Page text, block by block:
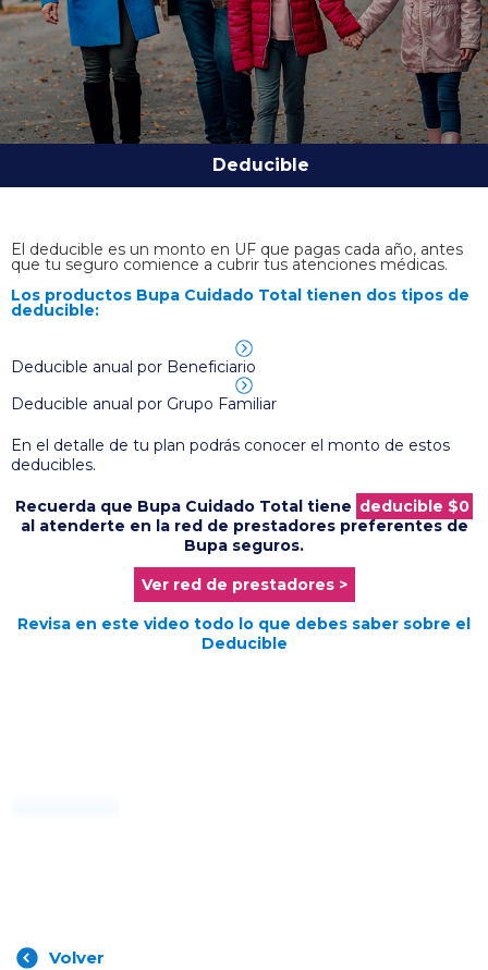
Guía de Uso Bupa Cuidado Total
Deducible
El deducible es un monto en UF que pagas cada año, antes
que tu seguro comience a cubrir tus atenciones médicas.
Los productos Bupa Cuidado Total tienen dos tipos de
deducible:
Deducible anual por Beneficiario
Deducible anual por Grupo Familiar
En el detalle de tu plan podrás conocer el monto de estos
deducibles.
Recuerda que Bupa Cuidado Total tiene deducible $0
al atenderte en la red de prestadores preferentes de
Bupa seguros.
Ver red de prestadores >
Revisa en este video todo lo que debes saber sobre el
Deducible
Volver